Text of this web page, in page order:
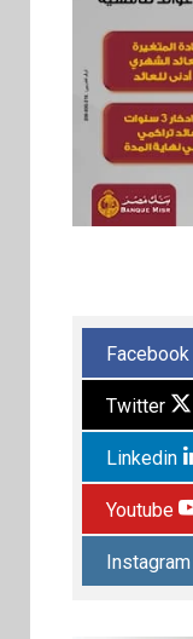
Facebook
Twitter
Linkedin
Youtube
Instagram